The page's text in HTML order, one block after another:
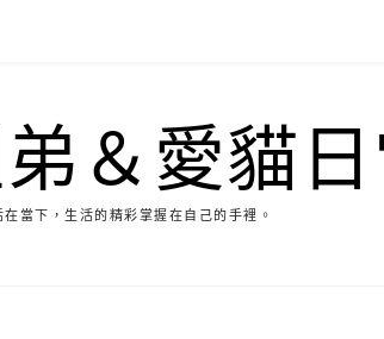
＆愛貓
在當下，生活的精彩掌握在自己的手裡。